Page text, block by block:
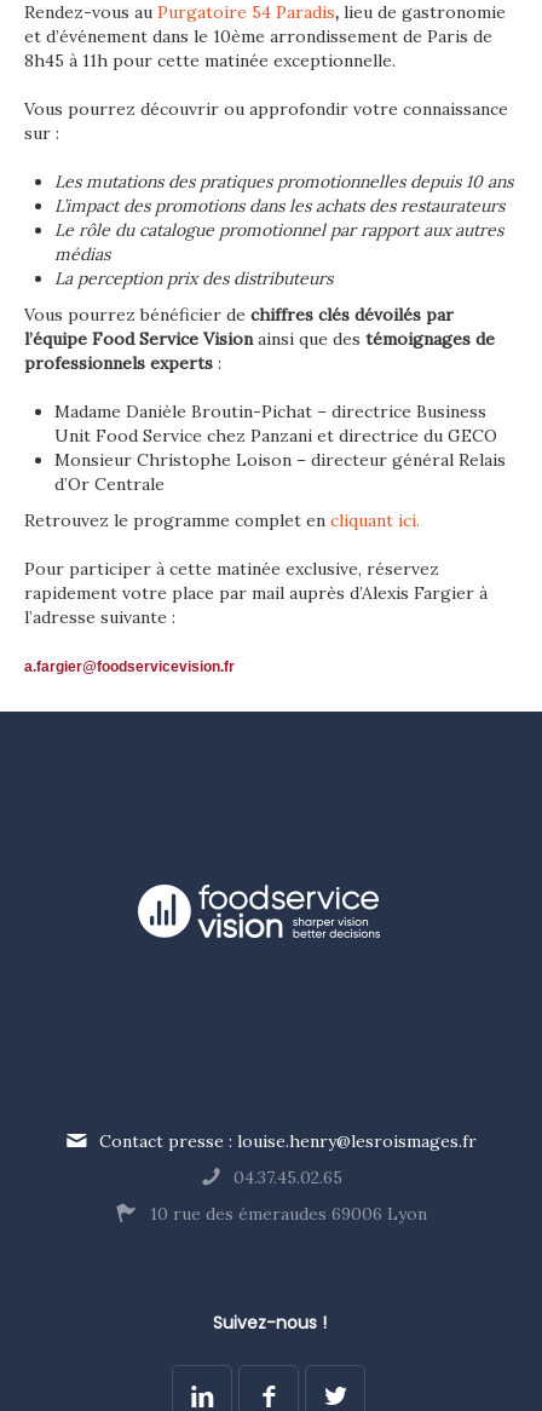
Rendez-vous au Purgatoire 54 Paradis, lieu de gastronomie
et d’événement dans le 10ème arrondissement de Paris de
8h45 à 11h pour cette matinée exceptionnelle.
Vous pourrez découvrir ou approfondir votre connaissance
sur :
Les mutations des pratiques promotionnelles depuis 10 ans
L’impact des promotions dans les achats des restaurateurs
Le rôle du catalogue promotionnel par rapport aux autres
médias
La perception prix des distributeurs
Vous pourrez bénéficier de chiffres clés dévoilés par
l’équipe Food Service Visionainsi que des témoignages de
professionnels experts :
Madame Danièle Broutin-Pichat – directrice Business
Unit Food Service chez Panzani et directrice du GECO
Monsieur Christophe Loison – directeur général Relais
d’Or Centrale
Retrouvez le programme complet en cliquant ici.
Pour participer à cette matinée exclusive, réservez
rapidement votre place par mail auprès d’Alexis Fargier à
l’adresse suivante :
a.fargier@foodservicevision.fr
Contact presse : louise.henry@lesroismages.fr
04.37.45.02.65
10 rue des émeraudes 69006 Lyon
Suivez-nous !